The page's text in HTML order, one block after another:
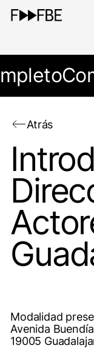
Atrás
Modalidad
Avenida Buendía
19005